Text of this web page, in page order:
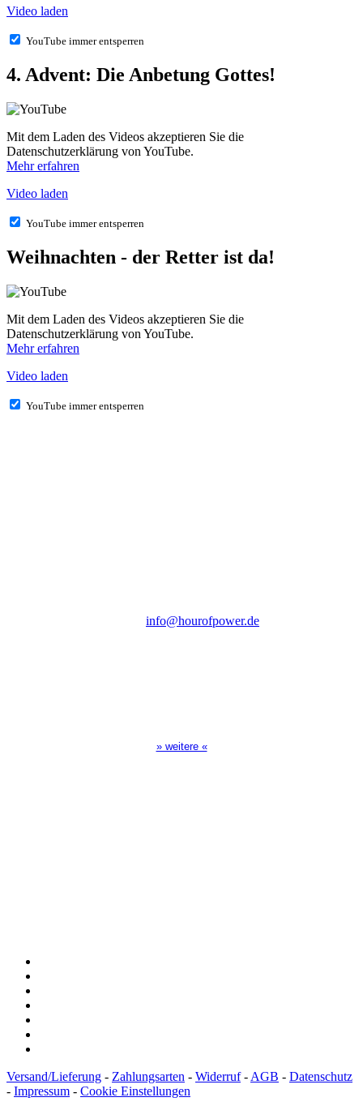
Video laden
YouTube immer entsperren
4. Advent: Die Anbetung Gottes!
Mit dem Laden des Videos akzeptieren Sie die
Datenschutzerklärung von YouTube.
Mehr erfahren
Video laden
YouTube immer entsperren
Weihnachten - der Retter ist da!
Mit dem Laden des Videos akzeptieren Sie die
Datenschutzerklärung von YouTube.
Mehr erfahren
Video laden
YouTube immer entsperren
info@hourofpower.de
» weitere «
Versand/Lieferung - Zahlungsarten - Widerruf- AGB - Datenschutz
- Impressum - Cookie Einstellungen